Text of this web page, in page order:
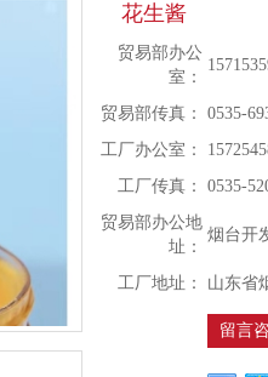
花生酱
贸易部办公
室：
贸易部传真：
0535-
工厂办公室：
工厂传真：
0535-
贸易部办公地
址：
烟台开
工厂地址： 山东省
留言